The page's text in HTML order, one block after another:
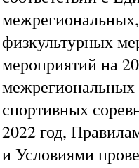
физкультурных
мероприятий на
спортивных
2022 год,
и Условиями